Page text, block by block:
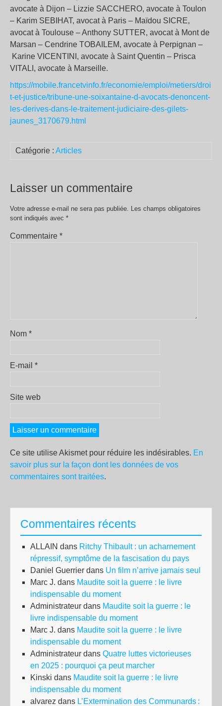
avocate à Dijon – Lizzie SACCHERO, avocate à Toulon
– Karim SEBIHAT, avocat à Paris – Maïdou SICRE,
avocat à Toulouse – Anthony SUTTER, avocat à Mont de
Marsan – Cendrine TOBAILEM, avocate à Perpignan –
Karine VICENTINI, avocate à Saint Quentin – Prisca
VITALI, avocate à Marseille.
https://mobile.francetvinfo.fr/economie/emploi/metiers/droi
t-et-justice/tribune-une-soixantaine-d-avocats-denoncent-
les-derives-dans-le-traitement-judiciaire-des-gilets-
jaunes_3170679.html
Catégorie : Articles
Laisser un commentaire
Votre adresse e-mail ne sera pas publiée. Les champs obligatoires
sont indiqués avec *
Commentaire *
Nom *
E-mail *
Site web
Ce site utilise Akismet pour réduire les indésirables. En
savoir plus sur la façon dont les données de vos
commentaires sont traitées.
Commentaires récents
ALLAIN dans Ritchy Thibault : un acharnement
répressif, symptôme de la fascisation du pays
Daniel Guerrier dans Un film n’arrive jamais seul
Marc J. dans Maudite soit la guerre : le livre
indispensable du moment
Administrateur dans Maudite soit la guerre : le
livre indispensable du moment
Marc J. dans Maudite soit la guerre : le livre
indispensable du moment
Administrateur dans Quatre luttes victorieuses
en 2025 : pourquoi ça peut marcher
Kinski dans Maudite soit la guerre : le livre
indispensable du moment
alvarez dans L’Extermination des Communards :